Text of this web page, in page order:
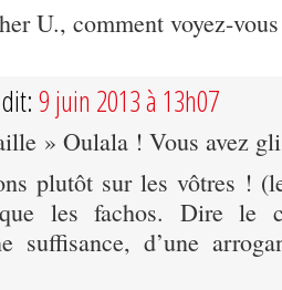
U., comment voyez-
9 juin 2013 à 13h07
» Oulala ! Vous avez
plutôt sur les vôtres !
les fachos. Dire le
suffisance, d’une